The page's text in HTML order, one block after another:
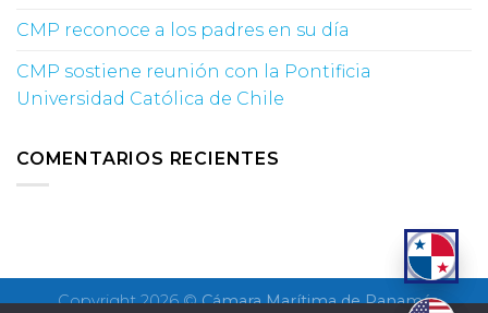
CMP reconoce a los padres en su día
CMP sostiene reunión con la Pontificia
Universidad Católica de Chile
COMENTARIOS RECIENTES
Copyright 2026 ©Cámara Marítima de Panamá